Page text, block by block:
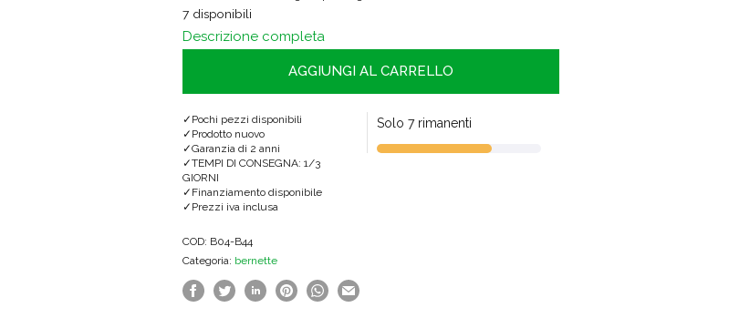
7 disponibili
Descrizione completa
AGGIUNGI AL CARRELLO
Pochi pezzi disponibili
Prodotto nuovo
Garanzia di 2 anni
TEMPI DI CONSEGNA: 1/3
GIORNI
Finanziamento disponibile
Prezzi iva inclusa
Solo 7 rimanenti
COD: B04-B44
Categoria: bernette